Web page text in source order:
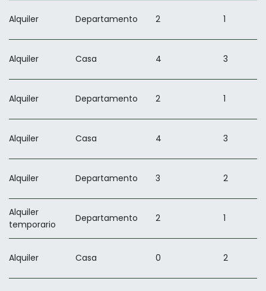
Alquiler Departamento 2 1
Alquiler Casa 4 3
Alquiler Departamento 2 1
Alquiler Casa 4 3
Alquiler Departamento 3 2
Alquiler
temporario
Departamento 2 1
Alquiler Casa 0 2